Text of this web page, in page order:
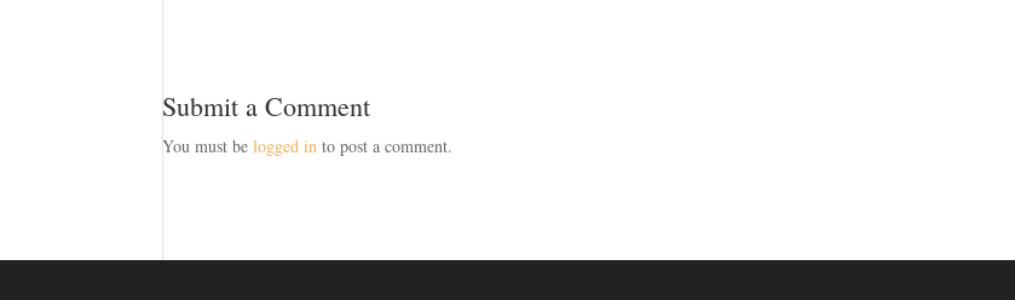
Submit a Comment
You must belogged in to post a comment.